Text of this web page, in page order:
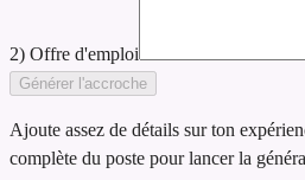
2) Offre d'emploi
Générer l'accroche
Ajoute assez de détails sur ton
complète du poste pour lancer la